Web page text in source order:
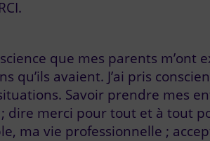
que mes parents m’ont
avaient. J’ai pris
Savoir prendre mes
dire merci pour tout et à tout
ma vie professionnelle ;